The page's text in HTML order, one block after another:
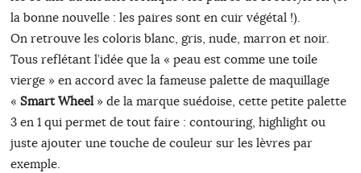
la bonne nouvelle : les paires sont en cuir végétal !).
On retrouve les coloris blanc, gris, nude, marron et noir.
Tous reflétant l’idée que la « peau est comme une toile
vierge » en accord avec la fameuse palette de maquillage
« Smart Wheel» de la marque suédoise, cette petite palette
3 en 1 qui permet de tout faire : contouring, highlight ou
juste ajouter une touche de couleur sur les lèvres par
exemple.